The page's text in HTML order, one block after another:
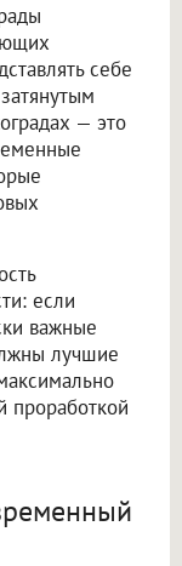
себе
— это
если
важные
лучшие
проработкой